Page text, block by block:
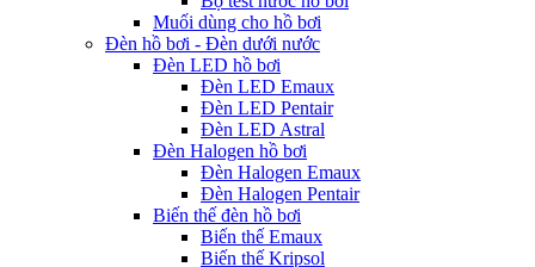
Muối dùng cho hồ bơi
Đèn hồ bơi - Đèn dưới nước
Đèn LED hồ bơi
Đèn LED Emaux
Đèn LED Pentair
Đèn LED Astral
Đèn Halogen hồ bơi
Đèn Halogen Emaux
Đèn Halogen Pentair
Biến thế đèn hồ bơi
Biến thế Emaux
Biến thế Kripsol